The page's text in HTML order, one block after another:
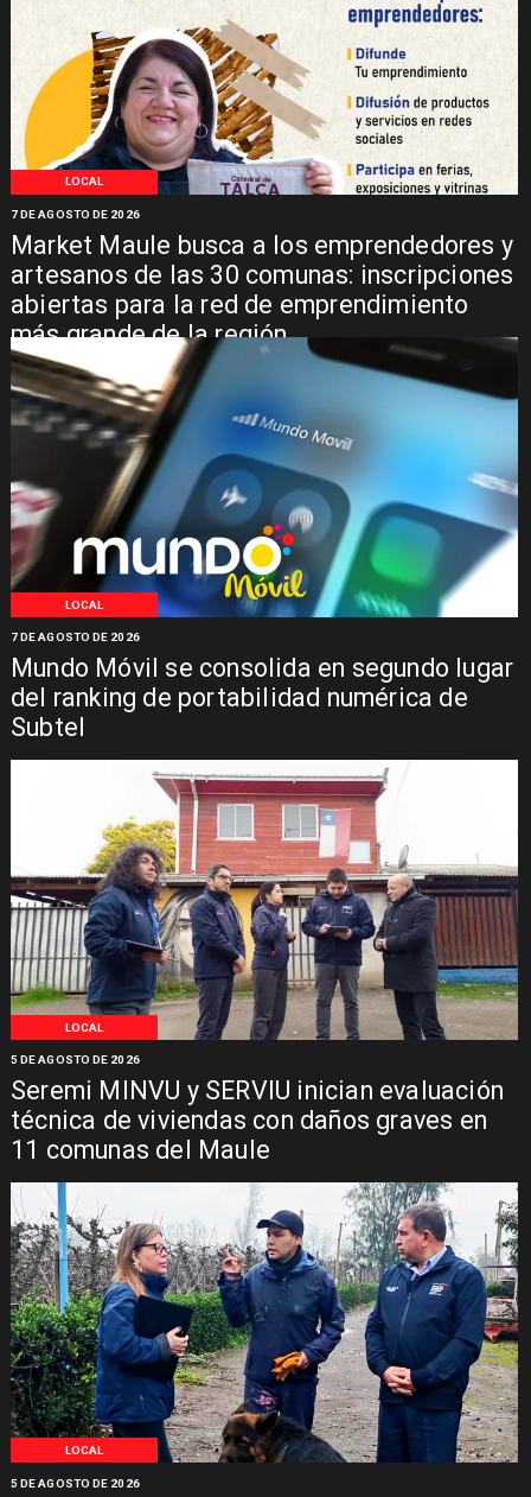
LOCAL
Market Maule busca a los emprendedores y
artesanos de las 30 comunas: inscripciones
abiertas para la red de emprendimiento
más grande de la región
7 DE AGOSTO DE 2026
LOCAL
Mundo Móvil se consolida en segundo lugar
del ranking de portabilidad numérica de
Subtel
7 DE AGOSTO DE 2026
LOCAL
Seremi MINVU y SERVIU inician evaluación
técnica de viviendas con daños graves en
11 comunas del Maule
5 DE AGOSTO DE 2026
LOCAL
5 DE AGOSTO DE 2026